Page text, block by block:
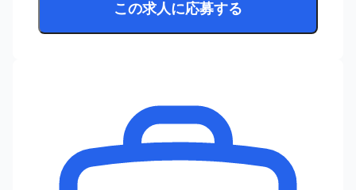
この求人に応募する